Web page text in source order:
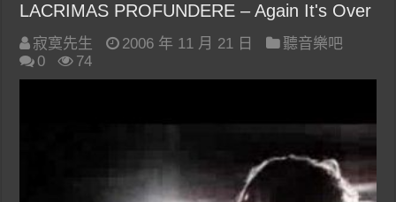
LACRIMAS PROFUNDERE – Again It's Over
寂寞先生 2006 年 11 月 21 日
聽音樂吧
0
74